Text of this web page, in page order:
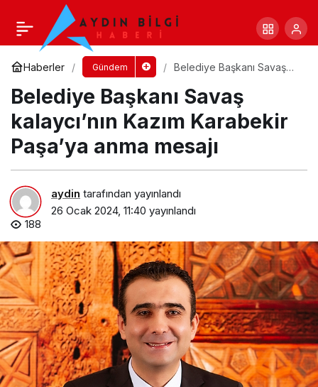
Haberler Gündem
Belediye Başkanı Savaş
Karabekir Paşa’ya anma
mesajı
Belediye Başkanı Savaş
kalaycı’nın Kazım Karabekir
Paşa’ya anma mesajı
aydin tarafından yayınlandı
26 Ocak 2024, 11:40 yayınlandı
188
Çıralı’da bozulan yollara parke taşı
döşeniyor Paylaş